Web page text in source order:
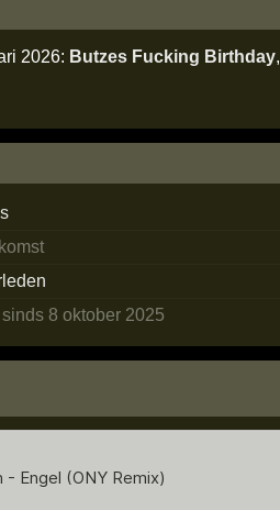
2026: Butzes Fucking Birthday,
sinds 8 oktober 2025